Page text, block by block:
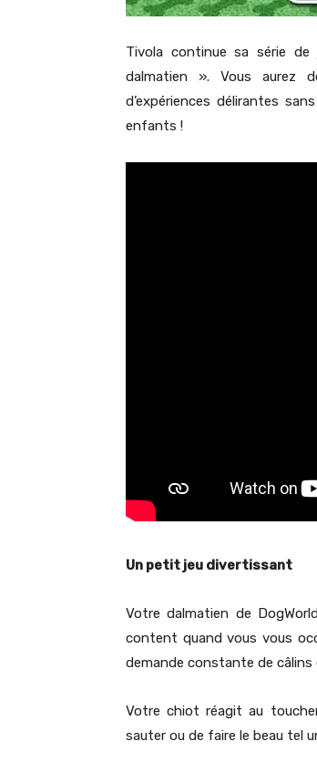
Tivola continue sa série
dalmatien ». Vous aurez
d’expériences délirantes
enfants !
Un petit jeu divertissant
Votre dalmatien de
content quand vous vous
demande constante de câlins
Votre chiot réagit au
sauter ou de faire le beau tel